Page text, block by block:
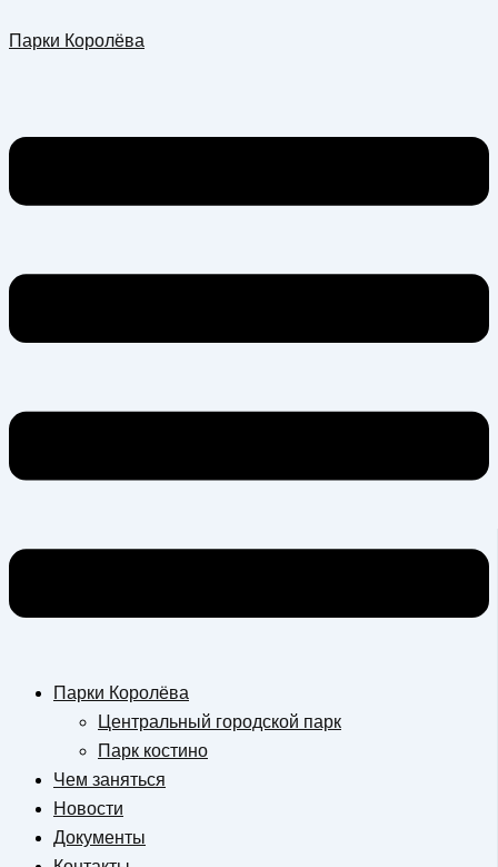
к
Парки Королёва
Парки Королёва
Центральный городской парк
Парк костино
Чем заняться
Новости
Документы